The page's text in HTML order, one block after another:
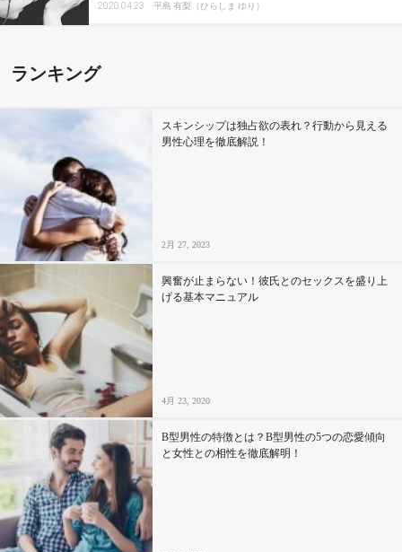
2020.04.23 平島 有梨（ひらしま ゆり）
ランキング
スキンシップは独占欲の表れ？行動から見える
男性心理を徹底解説！
2月 27, 2023
興奮が止まらない！彼氏とのセックスを盛り上
げる基本マニュアル
4月 23, 2020
B型男性の特徴とは？B型男性の5つの恋愛傾向
と女性との相性を徹底解明！